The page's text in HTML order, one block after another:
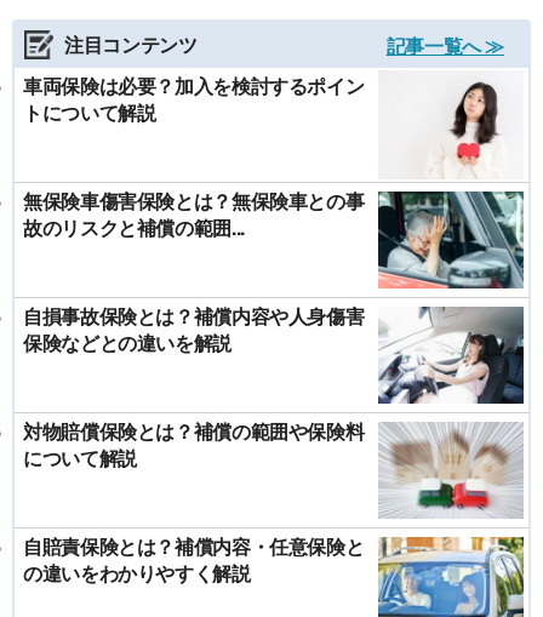
注目コンテンツ
記事一覧へ ≫
車両保険は必要？加入を検討するポイン
トについて解説
無保険車傷害保険とは？無保険車との事
故のリスクと補償の範囲...
自損事故保険とは？補償内容や人身傷害
保険などとの違いを解説
対物賠償保険とは？補償の範囲や保険料
について解説
自賠責保険とは？補償内容・任意保険と
の違いをわかりやすく解説